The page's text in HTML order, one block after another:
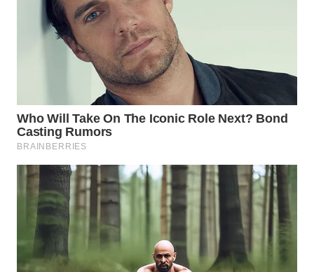
WN
INDRAMAYU
WN
MAJALENGKA
SUBANG
WN
SUKABUMI
WN